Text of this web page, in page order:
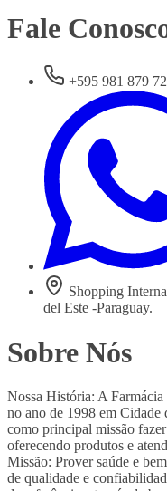
Fale
+595 981 879
Shopping
del Este -Paraguay.
Sobre Nós
Nossa História: A
no ano de 1998 em Cidade
como principal missão
oferecendo produtos e
Missão: Prover saúde e
de qualidade e